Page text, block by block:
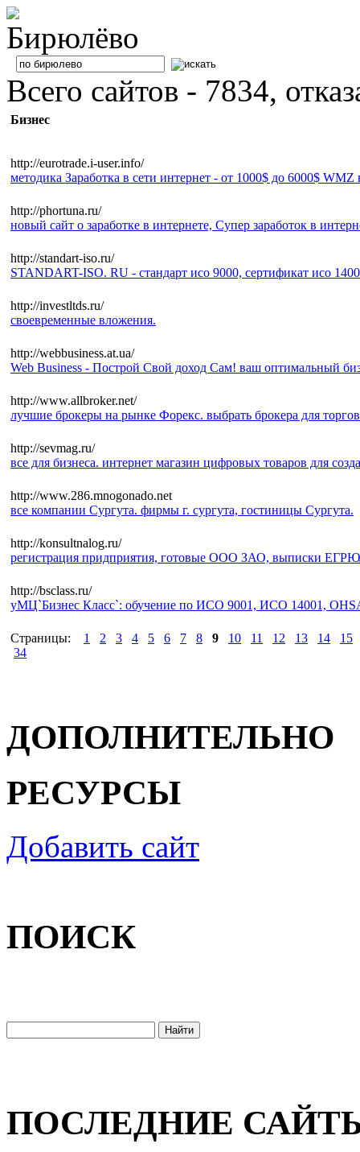
Всего сайтов - 7834,
Бизнес
http://eurotrade.i-user.info/
методика Заработка в сети интернет - от 1000$ до 6000$
http://phortuna.ru/
новый сайт о заработке в интернете, Супер заработок в
http://standart-iso.ru/
STANDART-ISO. RU - стандарт исо 9000, сертификат исо
http://investltds.ru/
своевременные вложения.
http://webbusiness.at.ua/
Web Business - Построй Свой доход Сам! ваш оптимальный
http://www.allbroker.net/
лучшие брокеры на рынке Форекс. выбрать брокера для
http://sevmag.ru/
все для бизнеса. интернет магазин цифровых товаров для
http://www.286.mnogonado.net
все компании Сургута. фирмы г. сургута, гостиницы Сургута.
http://konsultnalog.ru/
регистрация придприятия, готовые ООО ЗАО, выписки
http://bsclass.ru/
уМЦ`Бизнес Класс`: обучение по ИСО 9001, ИСО 14001,
Страницы: 1 2 3 4 5 6 7 8 9 10 11 12 13 14
15
34
ДОПОЛНИТЕЛЬНО
РЕСУРСЫ
Добавить сайт
ПОИСК
ПОСЛЕДНИЕ